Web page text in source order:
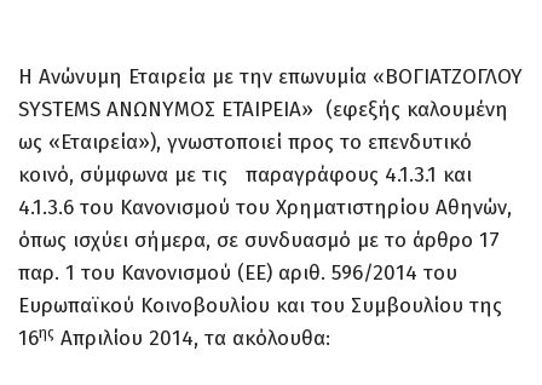
Η Ανώνυμη Εταιρεία με την επωνυμία «ΒΟΓΙΑΤΖΟΓΛΟΥ
SYSTEMS AΝΩΝΥΜΟΣ ΕΤΑΙΡΕΙΑ» (εφεξής καλουμένη
ως «Εταιρεία»), γνωστοποιεί προς το επενδυτικό
κοινό, σύμφωνα με τις παραγράφους 4.1.3.1 και
4.1.3.6 του Κανονισμού του Χρηματιστηρίου Αθηνών,
όπως ισχύει σήμερα, σε συνδυασμό με το άρθρο 17
παρ. 1 του Κανονισμού (ΕΕ) αριθ. 596/2014 του
Ευρωπαϊκού Κοινοβουλίου και του Συμβουλίου της
16ης Απριλίου 2014, τα ακόλουθα: